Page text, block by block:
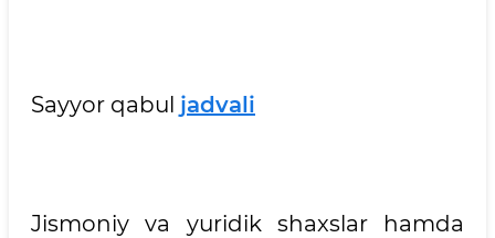
Sayyor qabul jadvali
Jismoniy va yuridik shaxslar hamda